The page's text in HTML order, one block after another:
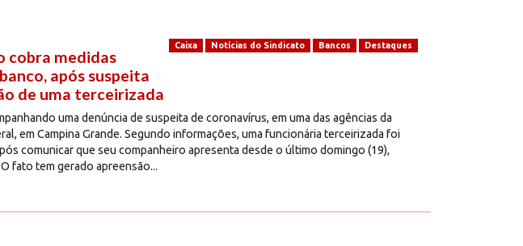
Caixa Notícias do Sindicato Bancos Destaques
cobra medidas
após suspeita
de uma terceirizada
uma denúncia de suspeita de coronavírus, em uma das agências da
em Campina Grande. Segundo informações, uma funcionária terceirizada foi
comunicar que seu companheiro apresenta desde o último domingo (19),
fato tem gerado apreensão...